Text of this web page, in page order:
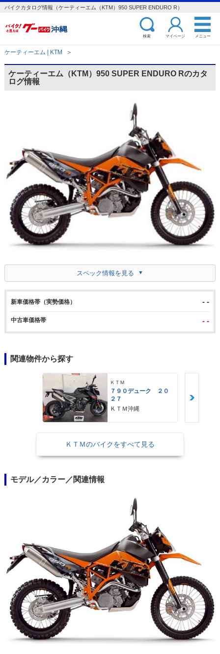
バイクカタログ情報（ケーティーエム（KTM）950 SUPER ENDURO R）
検索 マイページ メニュー
ケーティーエム | KTM ＞
ケーティーエム（KTM）950 SUPER ENDURO Rのカタ
ログ情報
スペック情報を見る
新車価格帯（実勢価格） - -
中古車価格帯 - -
関連物件から探す
ＫＴＭ
７９０デューク ２０
２７
ＫＴＭ沖縄
ＫＴＭのバイクをすべて見る
モデル／カラー／関連情報